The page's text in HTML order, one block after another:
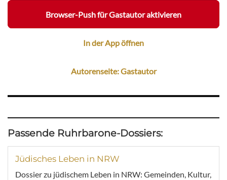
Browser-Push für Gastautor aktivieren
In der App öffnen
Autorenseite: Gastautor
Passende Ruhrbarone-Dossiers:
Jüdisches Leben in NRW
Dossier zu jüdischem Leben in NRW: Gemeinden, Kultur,